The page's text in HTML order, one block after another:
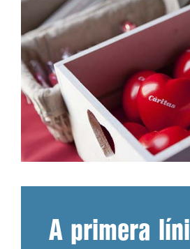
A primera